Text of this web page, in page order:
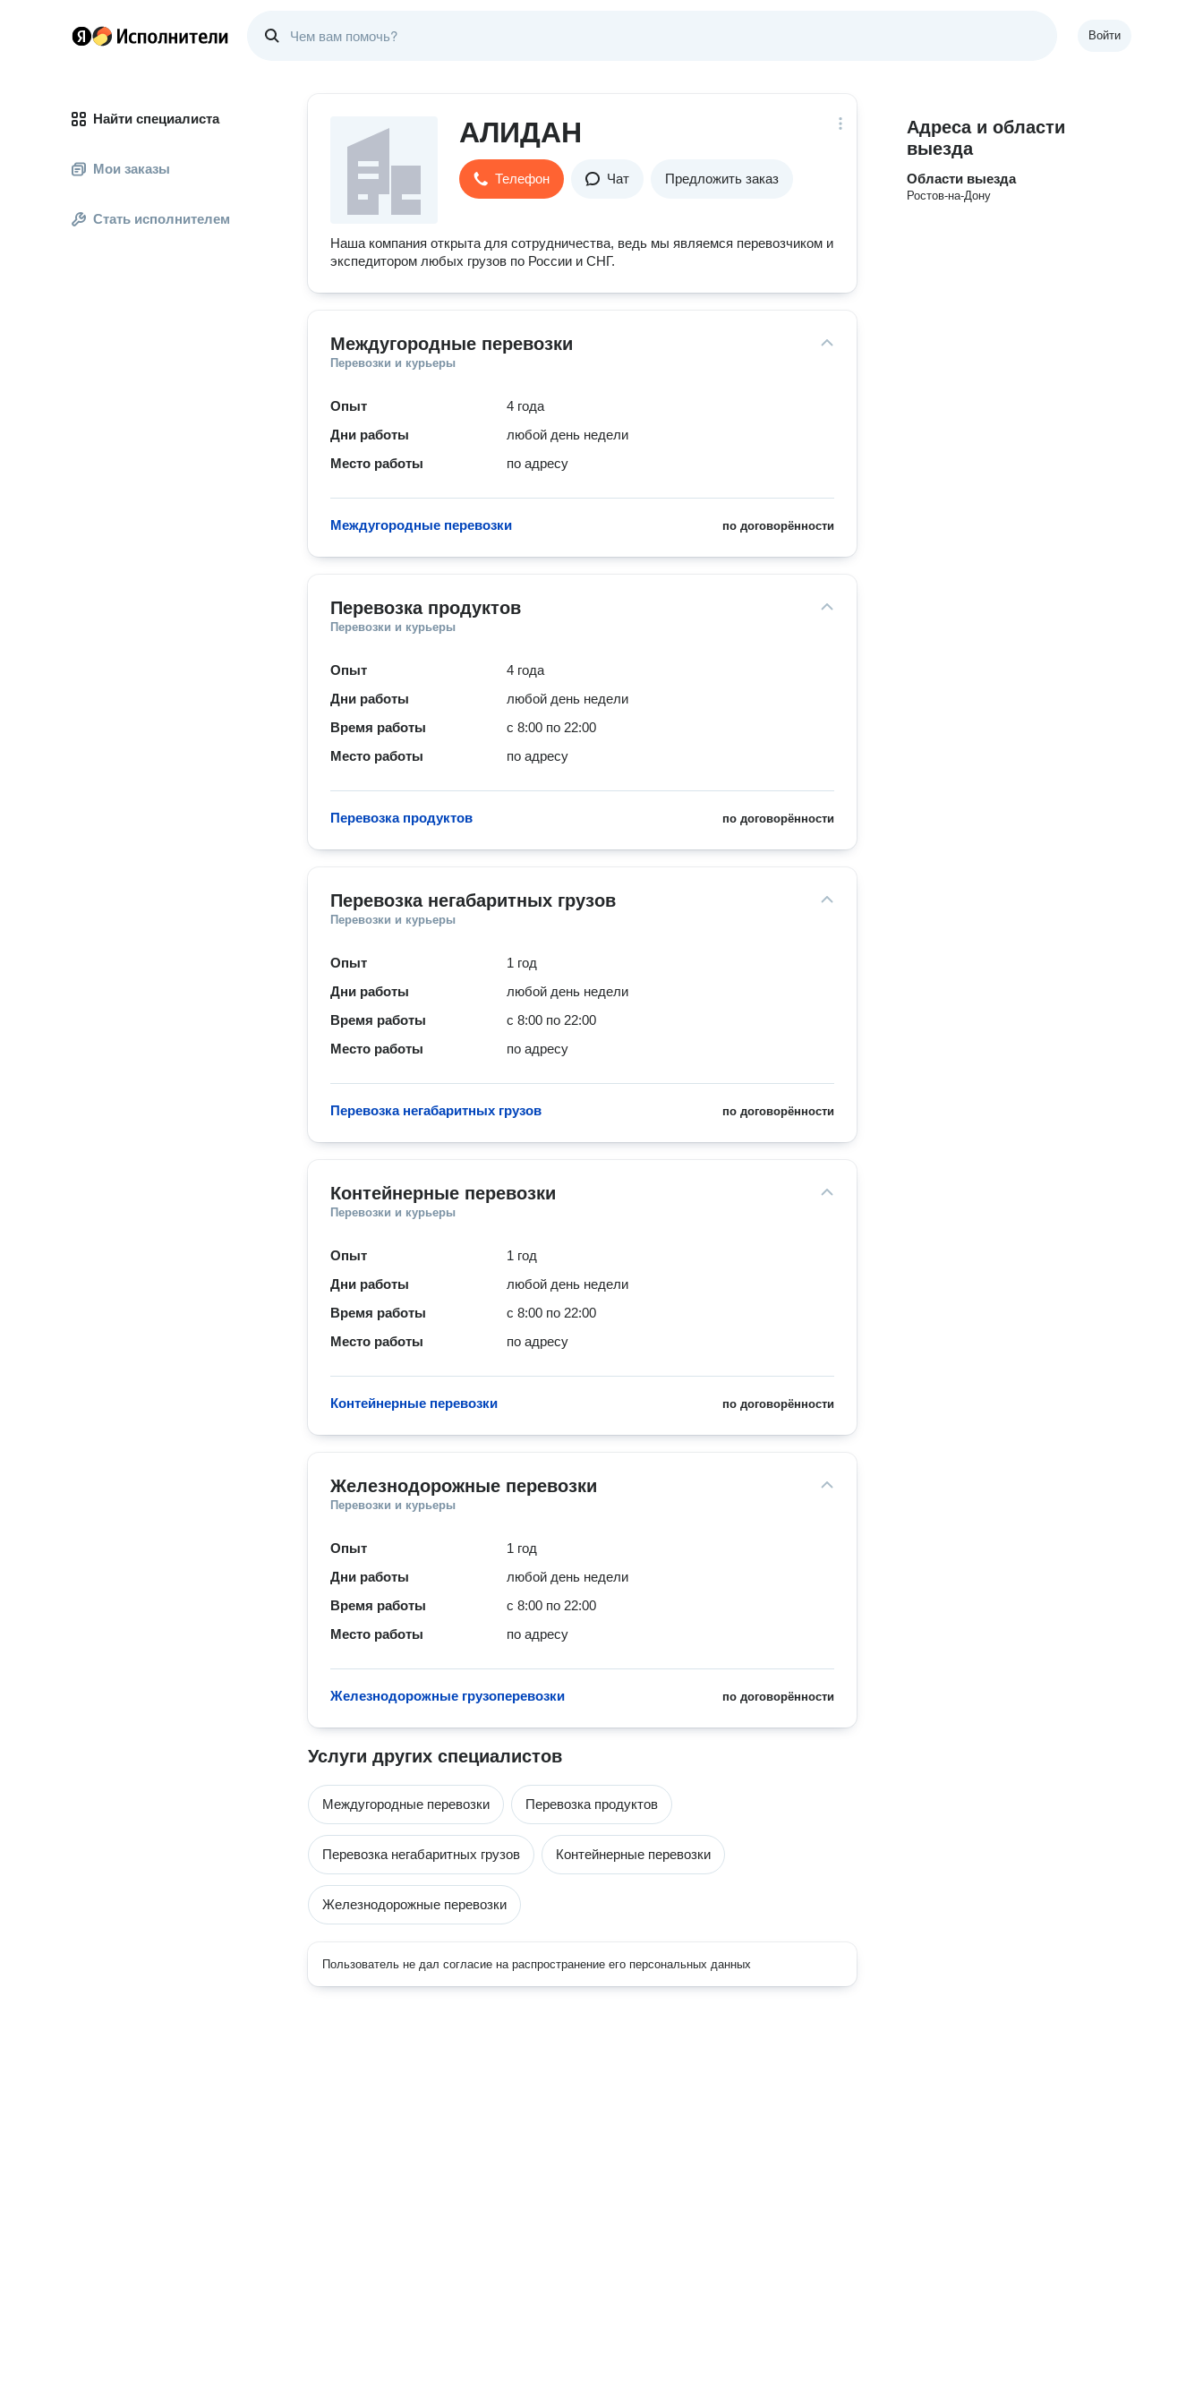
Войти
Найти специалиста
Мои заказы
Стать исполнителем
АЛИДАН
Телефон Чат Предложить заказ
Наша компания открыта для сотрудничества, ведь мы являемся перевозчиком и
экспедитором любых грузов по России и СНГ.
Междугородные перевозки
Перевозки и курьеры
Опыт
4 года
Дни работы
любой день недели
Место работы
по адресу
по договорённости
Междугородные перевозки
Перевозка продуктов
Перевозки и курьеры
Опыт
4 года
Дни работы
любой день недели
Время работы
с 8:00 по 22:00
Место работы
по адресу
по договорённости
Перевозка продуктов
Перевозка негабаритных грузов
Перевозки и курьеры
Опыт
1 год
Дни работы
любой день недели
Время работы
с 8:00 по 22:00
Место работы
по адресу
по договорённости
Перевозка негабаритных грузов
Контейнерные перевозки
Перевозки и курьеры
Опыт
1 год
Дни работы
любой день недели
Время работы
с 8:00 по 22:00
Место работы
по адресу
по договорённости
Контейнерные перевозки
Железнодорожные перевозки
Перевозки и курьеры
Опыт
1 год
Дни работы
любой день недели
Время работы
с 8:00 по 22:00
Место работы
по адресу
по договорённости
Железнодорожные грузоперевозки
Услуги других специалистов
Междугородные перевозки Перевозка продуктов
Перевозка негабаритных грузов Контейнерные перевозки
Железнодорожные перевозки
Пользователь не дал согласие на распространение его персональных данных
Адреса и области
выезда
Области выезда
Ростов-на-Дону